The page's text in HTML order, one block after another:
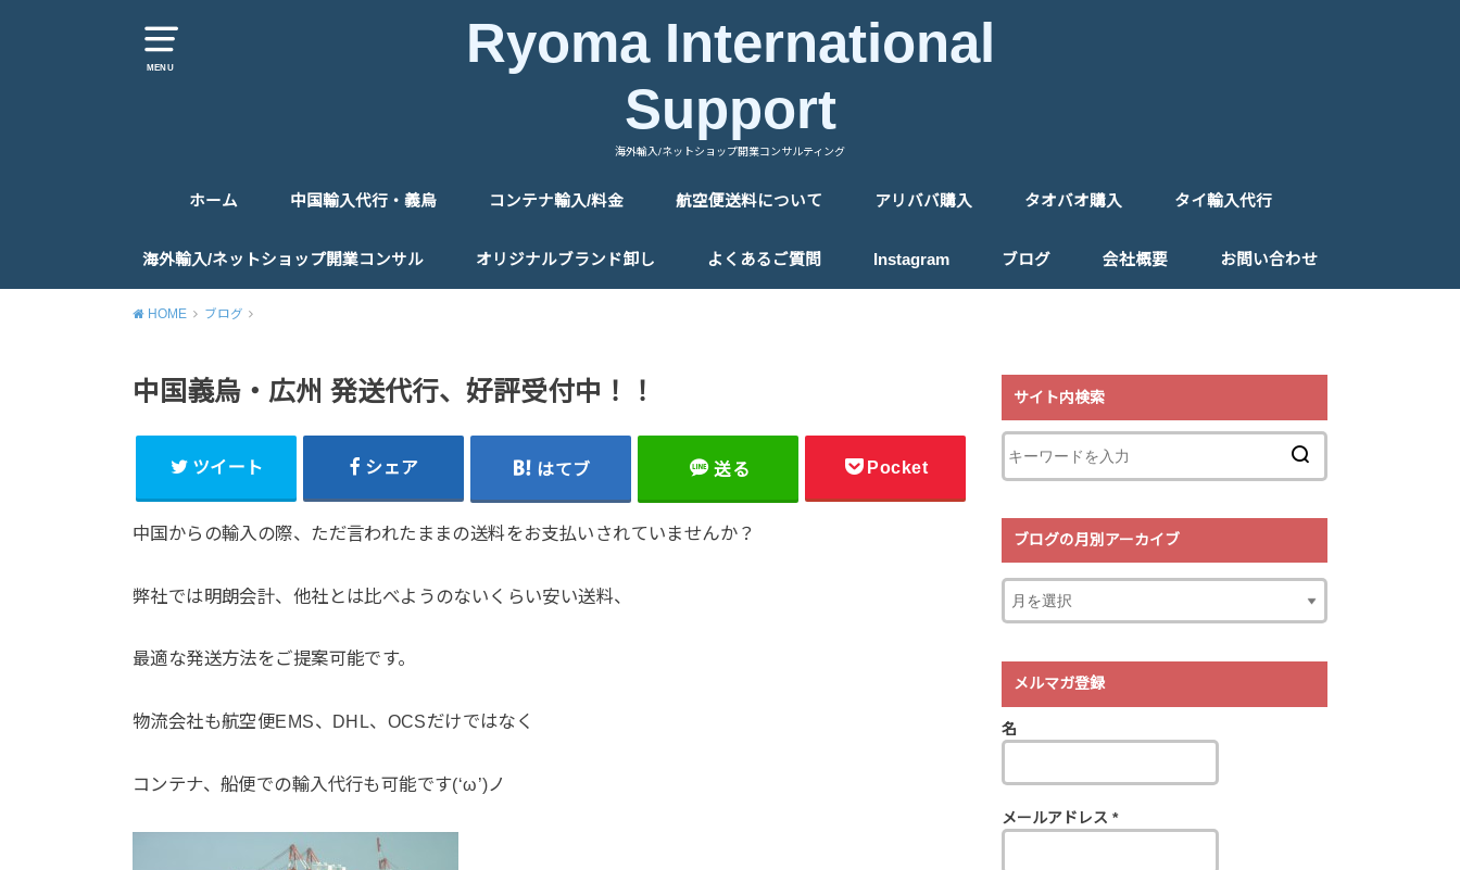
MENU
Ryoma International
Support
海外輸入/ネットショップ開業コンサルティング
ホーム 中国輸入代行・義烏
仕入代行
仕入同行
お問い合わせ
コンテナ輸入/料金 航空便送料について
中国の送料について
タイの送料について
アリババ購入
アリババ購入代行
アリババ購入フォーム
タオバオ購入
タオバオ購入代行
タオバオ購入フォーム
タイ輸入代行
タイ仕入れ代行
タイ仕入れ同行
ご注文フォーム（タイ）
海外輸入/ネットショップ開業コンサル
コンサルティングお申込みフォーム
オリジナルブランド卸し よくあるご質問 Instagram ブログ 会社概要 お問い合わせ
HOME ブログ
中国義烏・広州 発送代行、好評受付中！！
ツイート シェア はてブ 送る Pocket
中国からの輸入の際、ただ言われたままの送料をお支払いされていませんか？
弊社では明朗会計、他社とは比べようのないくらい安い送料、
最適な発送方法をご提案可能です。
物流会社も航空便EMS、DHL、OCSだけではなく
コンテナ、船便での輸入代行も可能です(‘ω’)ノ
サイト内検索
ブログの月別アーカイブ
メルマガ登録
名
メールアドレス *